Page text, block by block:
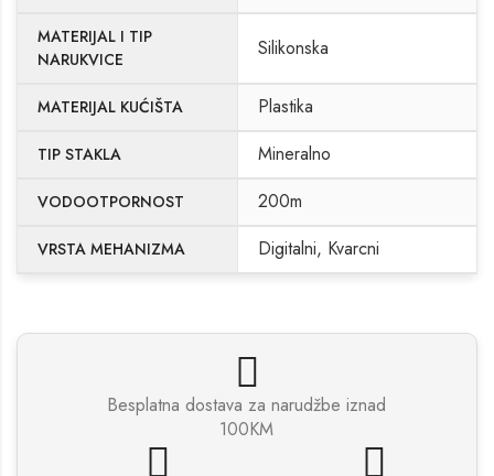
MATERIJAL I TIP
NARUKVICE
Silikonska
MATERIJAL KUĆIŠTA Plastika
TIP STAKLA Mineralno
VODOOTPORNOST 200m
VRSTA MEHANIZMA Digitalni, Kvarcni
Besplatna dostava za narudžbe iznad
100KM